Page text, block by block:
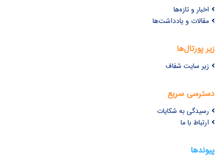
اخبار و تازه‌ها
مقالات و یادداشت‌ها
زیر پورتال‌ها
زیر سایت شفاف
دسترسی سریع
رسیدگی به شکایات
ارتباط با ما
پیوندها